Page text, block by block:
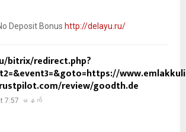
Deposit Bonus http://delayu.ru/
bitrix/redirect.php?
review/goodth.de
7:57 မနက်